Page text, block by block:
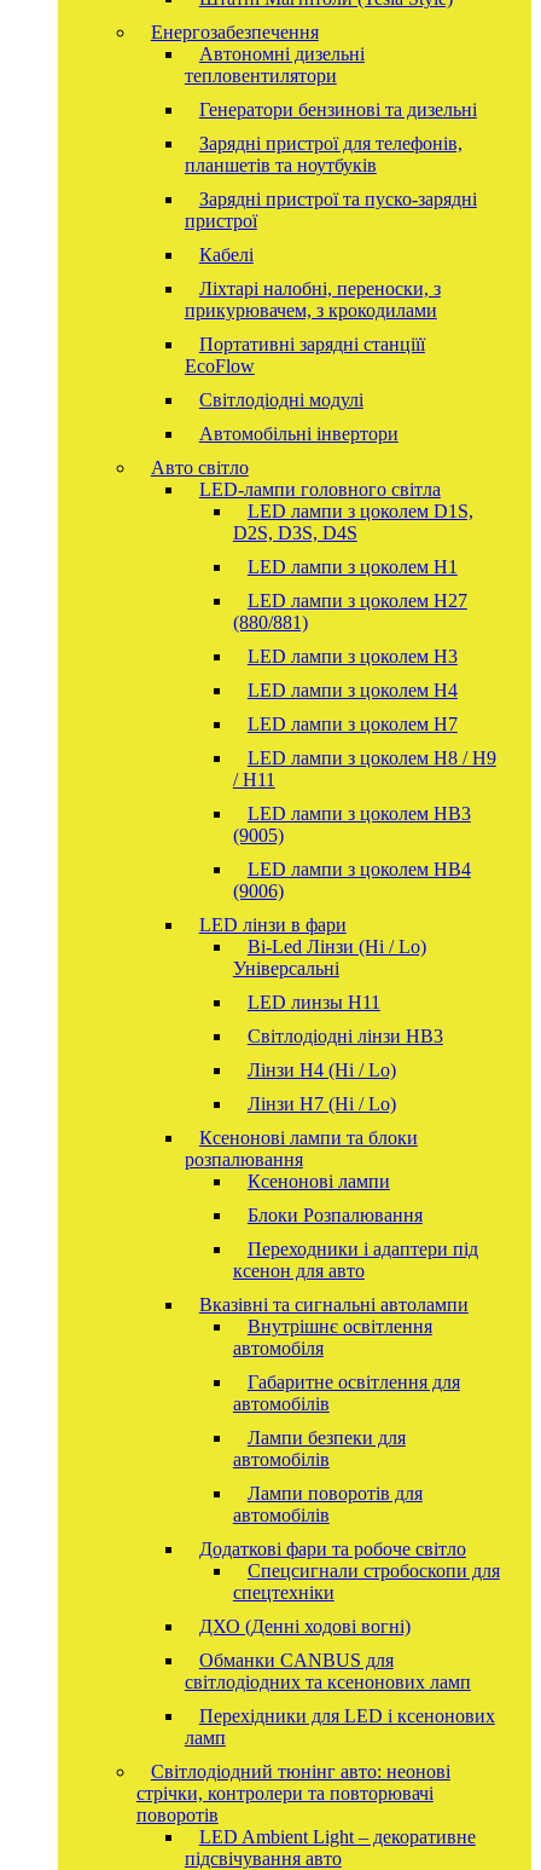
Енергозабезпечення
Автономні дизельні
тепловентилятори
Генератори бензинові та дизельні
Зарядні пристрої для телефонів,
планшетів та ноутбуків
Зарядні пристрої та пуско-зарядні
пристрої
Кабелі
Ліхтарі налобні, переноски, з
прикурювачем, з крокодилами
Портативні зарядні станціїї
EcoFlow
Світлодіодні модулі
Автомобільні інвертори
Авто світло
LED-лампи головного світла
LED лампи з цоколем D1S,
D2S, D3S, D4S
LED лампи з цоколем H1
LED лампи з цоколем H27
(880/881)
LED лампи з цоколем H3
LED лампи з цоколем H4
LED лампи з цоколем H7
LED лампи з цоколем H8 / H9
/ H11
LED лампи з цоколем HB3
(9005)
LED лампи з цоколем HB4
(9006)
LED лінзи в фари
Bi-Led Лінзи (Hi / Lo)
Універсальні
LED линзы H11
Світлодіодні лінзи HB3
Лінзи Н4 (Hi / Lo)
Лінзи Н7 (Hi / Lo)
Ксенонові лампи та блоки
розпалювання
Ксенонові лампи
Блоки Розпалювання
Переходники і адаптери під
ксенон для авто
Вказівні та сигнальні автолампи
Внутрішнє освітлення
автомобіля
Габаритне освітлення для
автомобілів
Лампи безпеки для
автомобілів
Лампи поворотів для
автомобілів
Додаткові фари та робоче світло
Спецсигнали стробоскопи для
спецтехніки
ДХО (Денні ходові вогні)
Обманки CANBUS для
світлодіодних та ксенонових ламп
Перехідники для LED і ксенонових
ламп
Світлодіодний тюнінг авто: неонові
стрічки, контролери та повторювачі
поворотів
LED Ambient Light – декоративне
підсвічування авто